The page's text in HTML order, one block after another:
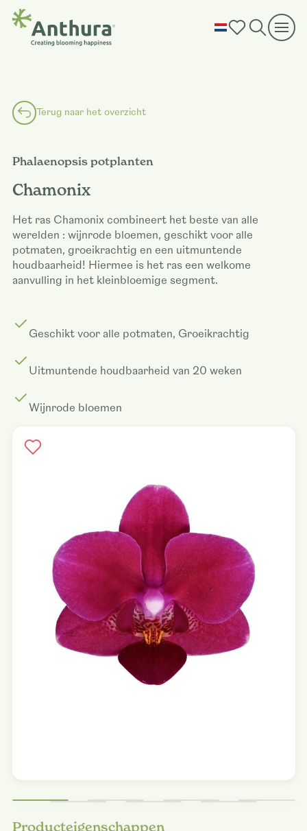
Terug naar het overzicht
Phalaenopsis potplanten
Chamonix
Het ras Chamonix combineert het beste van alle
werelden : wijnrode bloemen, geschikt voor alle
potmaten, groeikrachtig en een uitmuntende
houdbaarheid! Hiermee is het ras een welkome
aanvulling in het kleinbloemige segment.
Geschikt voor alle potmaten, Groeikrachtig
Uitmuntende houdbaarheid van 20 weken
Wijnrode bloemen
Producteigenschappen